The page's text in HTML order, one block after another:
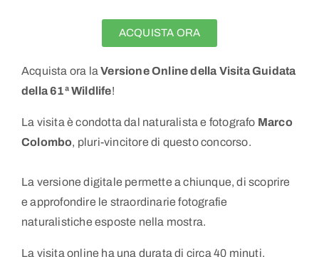
ACQUISTA ORA
Acquista ora laVersione Online della Visita Guidata
della 61ª Wildlife!
La visita è condotta dal naturalista e fotografo Marco
Colombo, pluri-vincitore di questo concorso.
La versione digitale permette a chiunque, di scoprire
e approfondire le straordinarie fotografie
naturalistiche esposte nella mostra.
La visita online ha una durata di circa 40 minuti,